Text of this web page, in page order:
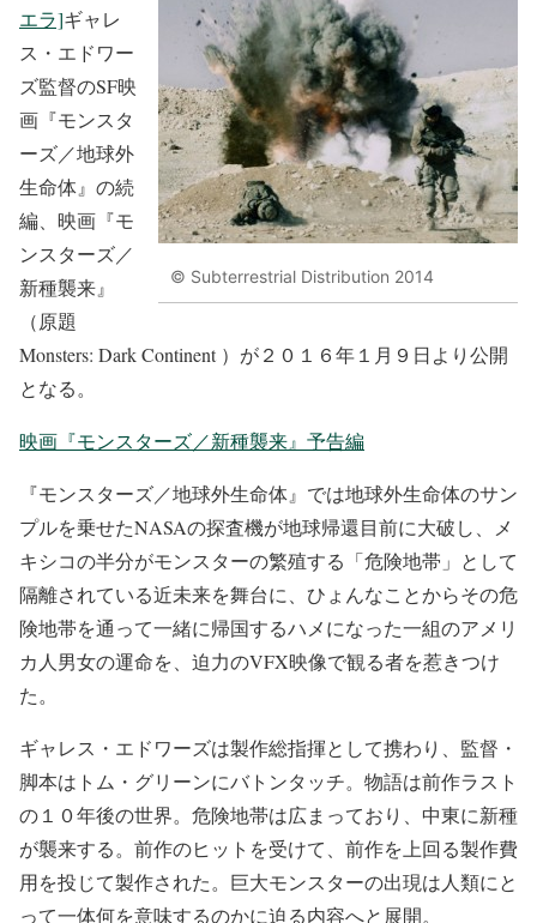
© Subterrestrial Distribution 2014
エラ]ギャレ
ス・エドワー
ズ監督のSF映
画『モンスタ
ーズ／地球外
生命体』の続
編、映画『モ
ンスターズ／
新種襲来』
（原題
Monsters: Dark Continent ）が２０１６年１月９日より公開
となる。
映画『モンスターズ／新種襲来』予告編
『モンスターズ／地球外生命体』では地球外生命体のサン
プルを乗せたNASAの探査機が地球帰還目前に大破し、メ
キシコの半分がモンスターの繁殖する「危険地帯」として
隔離されている近未来を舞台に、ひょんなことからその危
険地帯を通って一緒に帰国するハメになった一組のアメリ
カ人男女の運命を、迫力のVFX映像で観る者を惹きつけ
た。
ギャレス・エドワーズは製作総指揮として携わり、監督・
脚本はトム・グリーンにバトンタッチ。物語は前作ラスト
の１０年後の世界。危険地帯は広まっており、中東に新種
が襲来する。前作のヒットを受けて、前作を上回る製作費
用を投じて製作された。巨大モンスターの出現は人類にと
って一体何を意味するのかに迫る内容へと展開。